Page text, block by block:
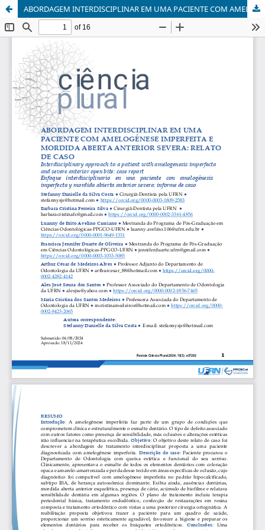
ABORDAGEM INTERDISCIPLINAR EM UMA PACIENTE COM AMELOGÊNESE IMPERFEITA E MORDIDA ABERTA ANTERIOR SEVERA: RELATO DE CASO